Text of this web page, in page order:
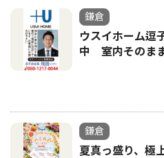
鎌倉
ウスイホーム逗
中 室内そのま
鎌倉
夏真っ盛り、極